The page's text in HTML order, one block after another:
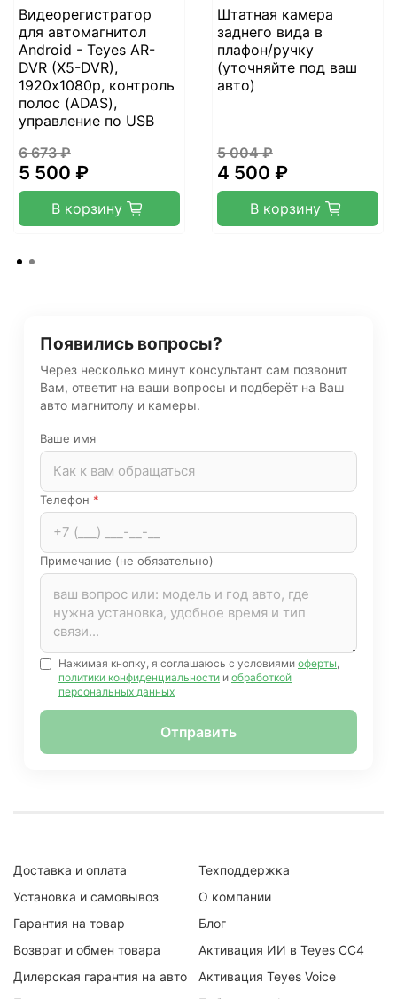
Видеорегистратор
для автомагнитол
Android - Teyes AR-
DVR (X5-DVR),
1920х1080p, контроль
полос (ADAS),
управление по USB
6 673 ₽
5 500 ₽
В корзину
Штатная камера
заднего вида в
плафон/ручку
(уточняйте под ваш
авто)
5 004 ₽
4 500 ₽
В корзину
Появились вопросы?
Через несколько минут консультант сам позвонит
Вам, ответит на ваши вопросы и подберёт на Ваш
авто магнитолу и камеры.
Ваше имя
Телефон *
Примечание (не обязательно)
Нажимая кнопку, я соглашаюсь с условиями оферты
политики конфиденциальности и обработкой
персональных данных
Отправить
Доставка и оплата
Установка и самовывоз
Гарантия на товар
Возврат и обмен товара
Дилерская гарантия на авто
Техподдержка
О компании
Блог
Активация ИИ в Teyes CC4
Активация Teyes Voice